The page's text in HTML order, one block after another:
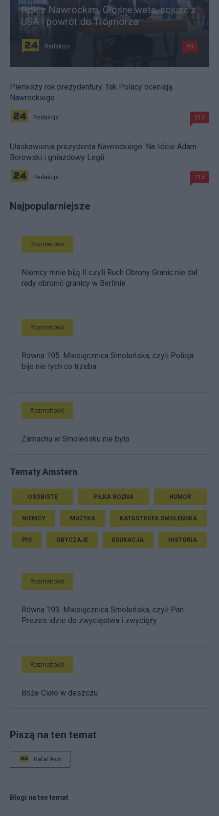
Rok z Nawrockim. Głośne weta, sojusz z
USA i powrót do Trójmorza
Redakcja 99
Pierwszy rok prezydentury. Tak Polacy oceniają
Nawrockiego
Redakcja 213
Ułaskawienia prezydenta Nawrockiego. Na liście Adam
Borowski i gniazdowy Legii
Redakcja 118
Najpopularniejsze
Rozmaitości
Niemcy mnie biją II czyli Ruch Obrony Granic nie dał
rady obronić granicy w Berlinie
Rozmaitości
Równa 195. Miesięcznica Smoleńska, czyli Policja
bije nie tych co trzeba
Rozmaitości
Zamachu w Smoleńsku nie było
Tematy Amstern
OSOBISTE PIŁKA NOŻNA HUMOR
NIEMCY MUZYKA KATASTROFA SMOLEŃSKA
PIS OBYCZAJE EDUKACJA HISTORIA
Rozmaitości
Równa 193. Miesięcznica Smoleńska, czyli Pan
Prezes idzie do zwycięstwa i zwycięży
Rozmaitości
Boże Ciało w deszczu
Piszą na ten temat
Rafał Woś
Blogi na ten temat